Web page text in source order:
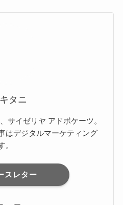
タニ
サイゼリヤ アドボケーツ。
はデジタルマーケティング
。
スレター